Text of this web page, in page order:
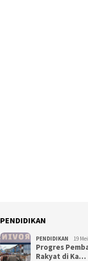
PENDIDIKAN
PENDIDIKAN 19
Progres
Rakyat di Ka…